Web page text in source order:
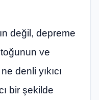
değil, depreme
ve
denli yıkıcı
bir şekilde